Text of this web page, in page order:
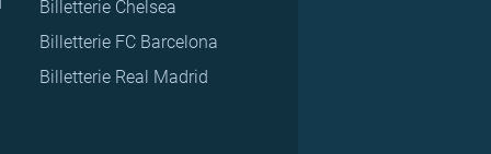
Billetterie Chelsea
Billetterie FC Barcelona
Billetterie Real Madrid